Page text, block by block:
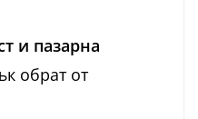
и пазарна
обрат от